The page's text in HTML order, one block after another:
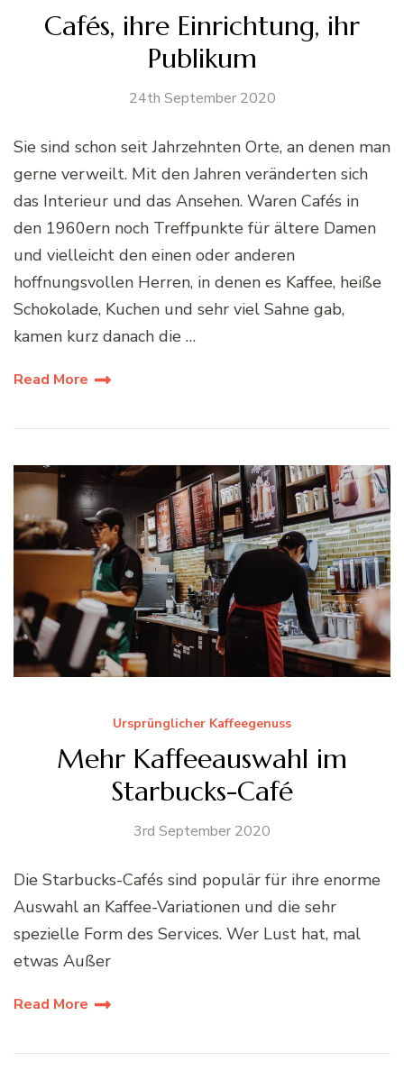
Cafés, ihre Einrichtung, ihr
Publikum
24th September 2020
Sie sind schon seit Jahrzehnten Orte, an denen man
gerne verweilt. Mit den Jahren veränderten sich
das Interieur und das Ansehen. Waren Cafés in
den 1960ern noch Treffpunkte für ältere Damen
und vielleicht den einen oder anderen
hoffnungsvollen Herren, in denen es Kaffee, heiße
Schokolade, Kuchen und sehr viel Sahne gab,
kamen kurz danach die …
Read More
Ursprünglicher Kaffeegenuss
Mehr Kaffeeauswahl im
Starbucks-Café
3rd September 2020
Die Starbucks-Cafés sind populär für ihre enorme
Auswahl an Kaffee-Variationen und die sehr
spezielle Form des Services. Wer Lust hat, mal
etwas Außer
Read More